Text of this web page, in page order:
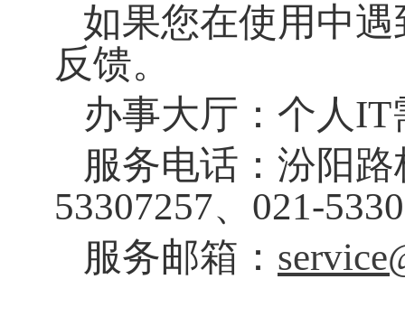
如果您在使用中
反馈。
办事大厅：个人
服务电话：汾阳
53307257、021-
服务邮箱：